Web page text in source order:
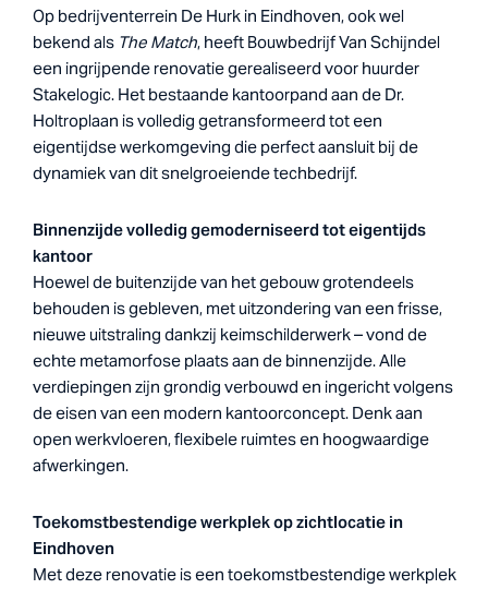
Op bedrijventerrein De Hurk in Eindhoven, ook wel
bekend alsThe Match, heeft Bouwbedrijf Van Schijndel
een ingrijpende renovatie gerealiseerd voor huurder
Stakelogic. Het bestaande kantoorpand aan de Dr.
Holtroplaan is volledig getransformeerd tot een
eigentijdse werkomgeving die perfect aansluit bij de
dynamiek van dit snelgroeiende techbedrijf.
Binnenzijde volledig gemoderniseerd tot eigentijds
kantoor
Hoewel de buitenzijde van het gebouw grotendeels
behouden is gebleven, met uitzondering van een frisse,
nieuwe uitstraling dankzij keimschilderwerk – vond de
echte metamorfose plaats aan de binnenzijde. Alle
verdiepingen zijn grondig verbouwd en ingericht volgens
de eisen van een modern kantoorconcept. Denk aan
open werkvloeren, flexibele ruimtes en hoogwaardige
afwerkingen.
Toekomstbestendige werkplek op zichtlocatie in
Eindhoven
Met deze renovatie is een toekomstbestendige werkplek